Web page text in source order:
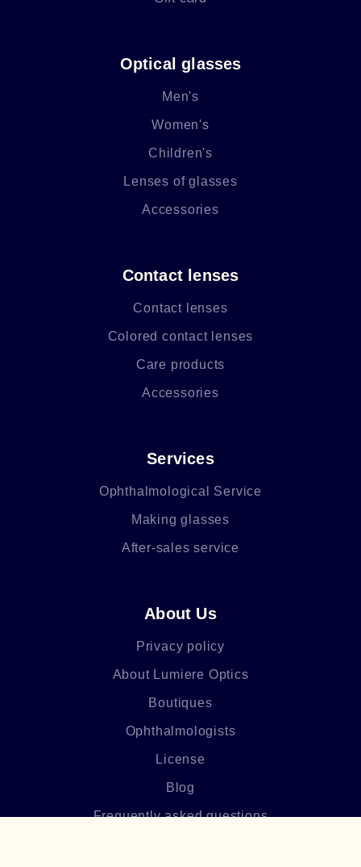
Optical glasses
Men's
Women's
Children's
Lenses of glasses
Accessories
Contact lenses
Contact lenses
Colored contact lenses
Care products
Accessories
Services
Ophthalmological Service
Making glasses
After-sales service
About Us
Privacy policy
About Lumiere Optics
Boutiques
Ophthalmologists
License
Blog
Frequently asked questions